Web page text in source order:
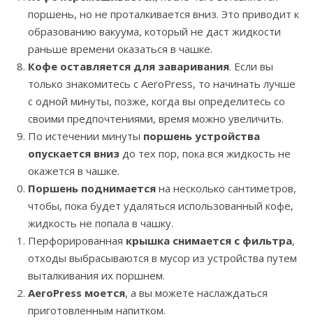
поршень, но не проталкивается вниз. Это приводит к
образованию вакуума, который не даст жидкости
раньше времени оказаться в чашке.
Кофе оставляется для заваривания. Если вы
только знакомитесь с AeroPress, то начинать лучше
с одной минуты, позже, когда вы определитесь со
своими предпочтениями, время можно увеличить.
По истечении минуты поршень устройства
опускается вниз до тех пор, пока вся жидкость не
окажется в чашке.
Поршень поднимается на несколько сантиметров,
чтобы, пока будет удаляться использованный кофе,
жидкость не попала в чашку.
Перфорированная крышка снимается с фильтра,
отходы выбрасываются в мусор из устройства путем
выталкивания их поршнем.
AeroPress моется, а вы можете наслаждаться
приготовленным напитком.